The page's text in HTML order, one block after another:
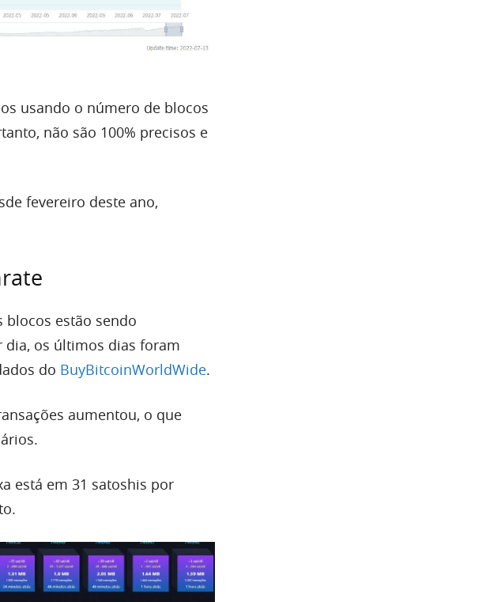
usando o número de blocos
não são 100% precisos e
fevereiro deste ano,
blocos estão sendo
dia, os últimos dias foram
do BuyBitcoinWorldWide.
aumentou, o que
está em 31 satoshis por